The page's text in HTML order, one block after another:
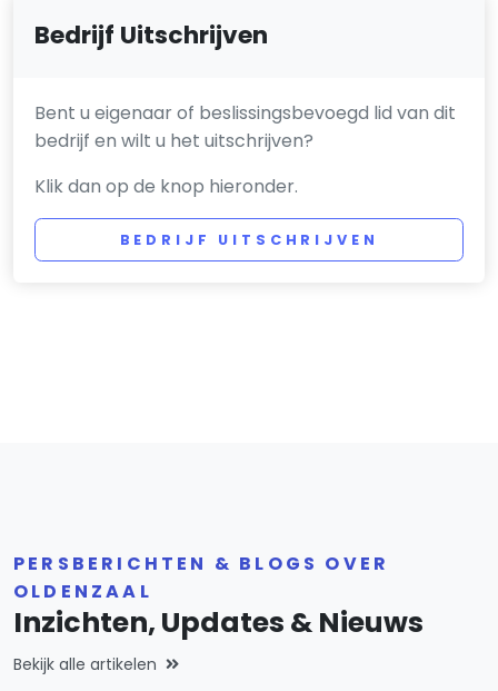
Bedrijf Uitschrijven
Bent u eigenaar of beslissingsbevoegd lid van dit
bedrijf en wilt u het uitschrijven?
Klik dan op de knop hieronder.
BEDRIJF UITSCHRIJVEN
PERSBERICHTEN & BLOGS OVER
OLDENZAAL
Inzichten, Updates & Nieuws
Bekijk alle artikelen